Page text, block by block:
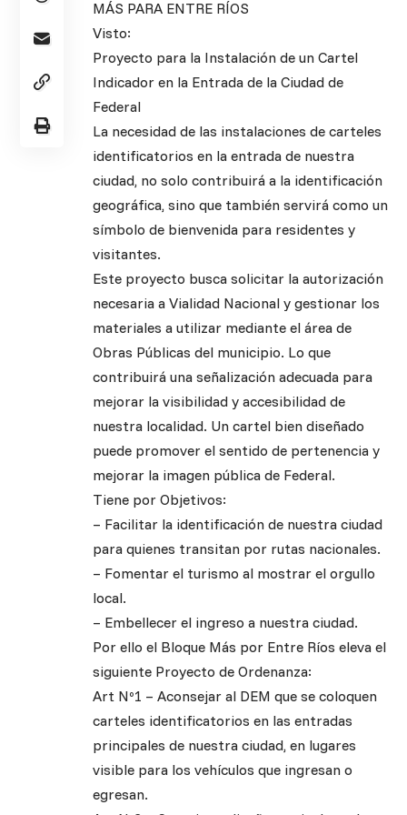
MÁS PARA ENTRE RÍOS
Visto:
Proyecto para la Instalación de un Cartel
Indicador en la Entrada de la Ciudad de
Federal
La necesidad de las instalaciones de carteles
identificatorios en la entrada de nuestra
ciudad, no solo contribuirá a la identificación
geográfica, sino que también servirá como un
símbolo de bienvenida para residentes y
visitantes.
Este proyecto busca solicitar la autorización
necesaria a Vialidad Nacional y gestionar los
materiales a utilizar mediante el área de
Obras Públicas del municipio. Lo que
contribuirá una señalización adecuada para
mejorar la visibilidad y accesibilidad de
nuestra localidad. Un cartel bien diseñado
puede promover el sentido de pertenencia y
mejorar la imagen pública de Federal.
Tiene por Objetivos:
– Facilitar la identificación de nuestra ciudad
para quienes transitan por rutas nacionales.
– Fomentar el turismo al mostrar el orgullo
local.
– Embellecer el ingreso a nuestra ciudad.
Por ello el Bloque Más por Entre Ríos eleva el
siguiente Proyecto de Ordenanza:
Art Nº1 – Aconsejar al DEM que se coloquen
carteles identificatorios en las entradas
principales de nuestra ciudad, en lugares
visible para los vehículos que ingresan o
egresan.